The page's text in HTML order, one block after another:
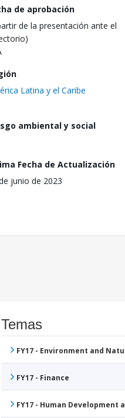
de aprobación
de la presentación ante el
Latina y el Caribe
ambiental y social
Fecha de Actualización
junio de 2023
Temas
FY17 - Environment and
FY17 - Finance
FY17 - Human Development